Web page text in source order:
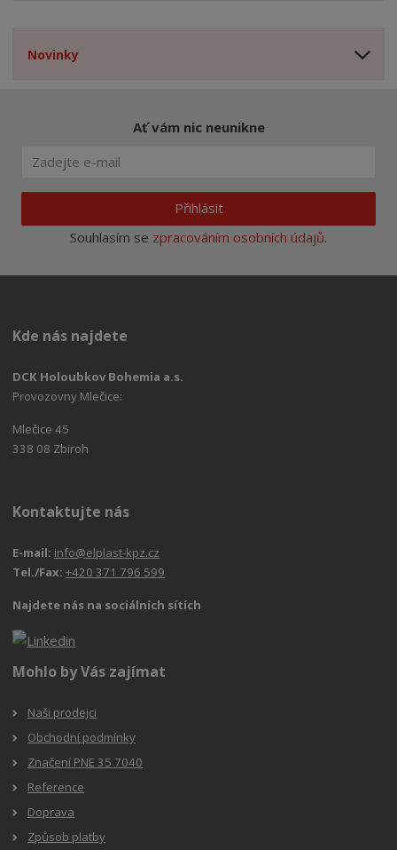
Novinky
Ať vám nic neunikne
Přihlásit
Souhlasím se zpracováním osobních údajů.
Kde nás najdete
DCK Holoubkov Bohemia a.s.
Provozovny Mlečice:
Mlečice 45
338 08 Zbiroh
Kontaktujte nás
E-mail: info@elplast-kpz.cz
Tel./Fax:+420 371 796 599
Najdete nás na sociálních sítích
Mohlo by Vás zajímat
Naši prodejci
Obchodní podmínky
Značení PNE 35 7040
Reference
Doprava
Způsob platby